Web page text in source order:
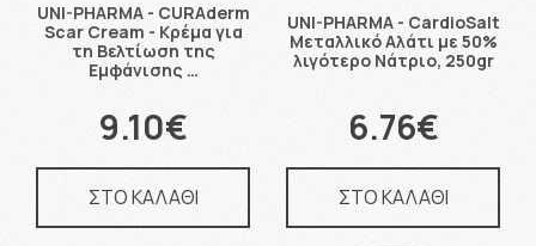
UNI-PHARMA - CURAderm
Scar Cream - Κρέμα για
τη Βελτίωση της
Εμφάνισης …
9.10€
ΣΤΟ ΚΑΛΑΘΙ
UNI-PHARMA - CardioSalt
Μεταλλικό Αλάτι με 50%
λιγότερο Νάτριο, 250gr
6.76€
ΣΤΟ ΚΑΛΑΘΙ